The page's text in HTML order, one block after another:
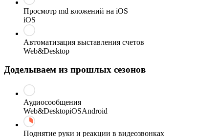
Просмотр md вложений на iOS
iOS
Автоматизация выставления счетов
Web&Desktop
Доделываем из прошлых сезонов
Аудиосообщения
Web&DesktopiOSAndroid
Поднятие руки и реакции в видеозвонках